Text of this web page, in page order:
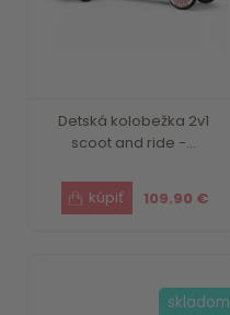
Detská kolobežka 2v1
scoot and ride -...
109.90 €
skladom